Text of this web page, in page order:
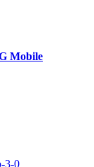
Mobile